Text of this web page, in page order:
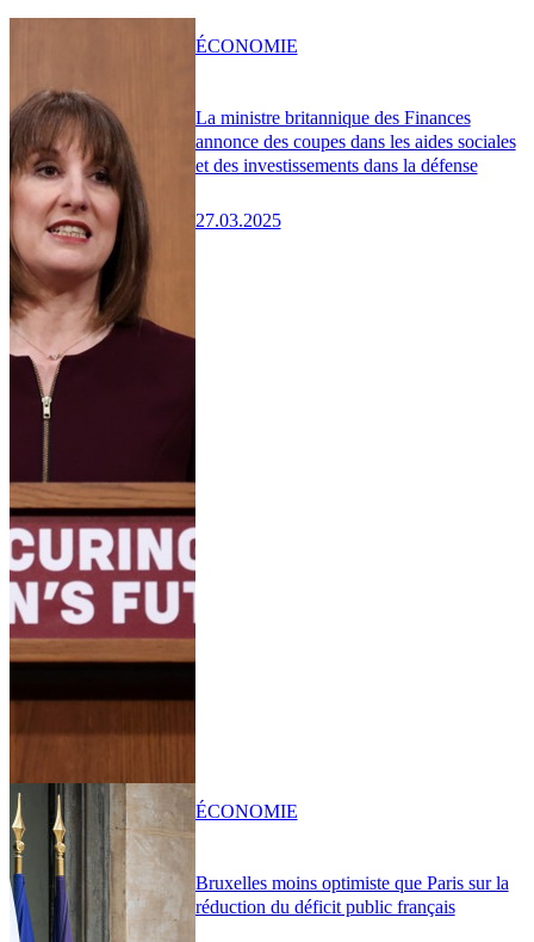
La ministre britannique des Finances
annonce des coupes dans les aides sociales
et des investissements dans la défense
27.03.2025
ÉCONOMIE
Bruxelles moins optimiste que Paris sur la
réduction du déficit public français
ÉCONOMIE